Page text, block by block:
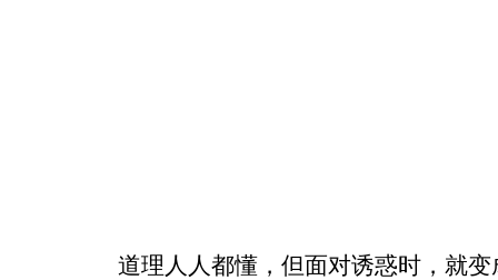
道理人人都懂，但面对诱惑时，就